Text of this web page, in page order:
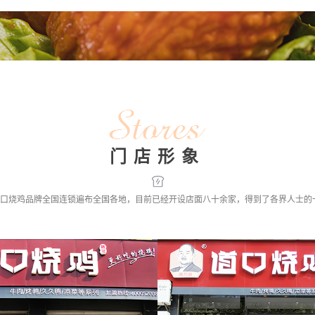
门店形象
烧鸡品牌全国连锁遍布全国各地，目前已经开设店面八十余家，得到了各界人士的